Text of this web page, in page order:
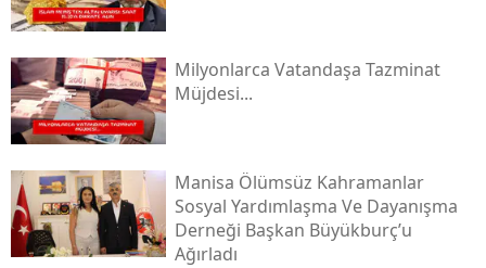
Milyonlarca Vatandaşa Tazminat
Müjdesi...
Manisa Ölümsüz Kahramanlar
Sosyal Yardımlaşma Ve Dayanışma
Derneği Başkan Büyükburç’u
Ağırladı